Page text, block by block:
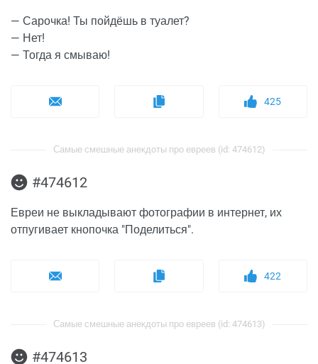
— Сарочка! Ты пойдёшь в туалет?
— Нет!
— Тогда я смываю!
425
Самые смешные анекдоты про евреев (id: 474612)
#474612
Евреи не выкладывают фотографии в интернет, их
отпугивает кнопочка "Поделиться".
422
Самые смешные анекдоты про евреев (id: 474613)
#474613